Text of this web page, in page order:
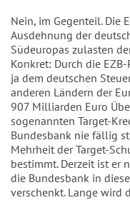
Nein, im Gegenteil. Die
Ausdehnung der
Südeuropas zulasten
Konkret: Durch die
ja dem deutschen
anderen Ländern der
907 Milliarden Euro
sogenannten Target-
Bundesbank nie fällig
Mehrheit der Target-
bestimmt. Derzeit ist er
die Bundesbank in
verschenkt. Lange wird